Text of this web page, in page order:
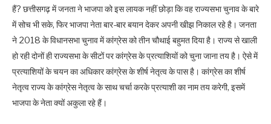
हैं? छत्तीसगढ़ में जनता ने भाजपा को इस लायक नहीं छोड़ा कि वह राज्यसभा चुनाव के बारे
में सोच भी सके, फिर भाजपा नेता बार-बार बयान देकर अपनी खीझ निकाल रहे है। जनता
ने 2018 के विधानसभा चुनाव में कांग्रेस को तीन चौथाई बहुमत दिया है। राज्य से खाली
हो रही दोनों ही राज्यसभा के सीटों पर कांग्रेस के प्रत्याशियों को चुना जाना तय है। ऐसे में
प्रत्याशियों के चयन का अधिकार कांग्रेस के शीर्ष नेतृत्व के पास है। कांग्रेस का शीर्ष
नेतृत्व राज्य के कांग्रेस नेतृत्व के साथ चर्चा करके प्रत्याशी का नाम तय करेगी, इसमें
भाजपा के नेता क्यों अकुला रहे हैं।